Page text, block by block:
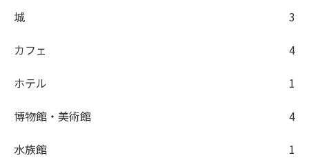
城
3
カフェ
4
ホテル
1
博物館・美術館
4
水族館
1